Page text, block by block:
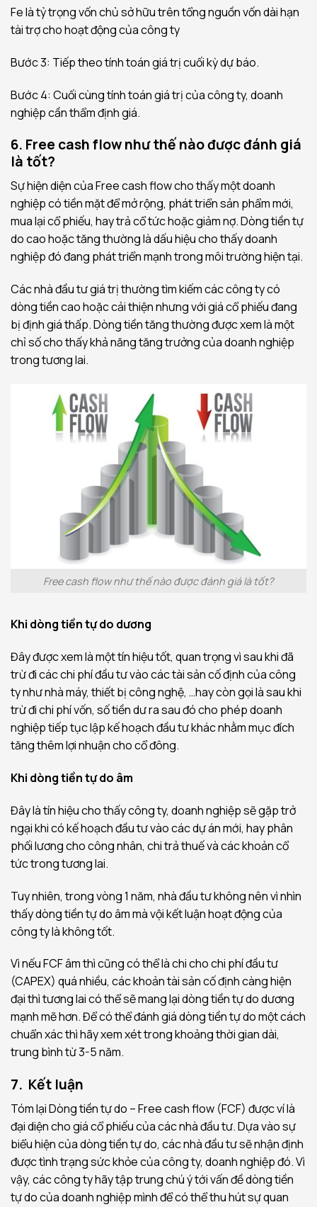
Fe là tỷ trọng vốn chủ sở hữu trên tổng nguồn vốn dài hạn
tài trợ cho hoạt động của công ty
Bước 3: Tiếp theo tính toán giá trị cuối kỳ dự báo.
Bước 4: Cuối cùng tính toán giá trị của công ty, doanh
nghiệp cần thẩm định giá.
6. Free cash flow như thế nào được đánh giá
là tốt?
Sự hiện diện của Free cash flow cho thấy một doanh
nghiệp có tiền mặt để mở rộng, phát triển sản phẩm mới,
mua lại cổ phiếu, hay trả cổ tức hoặc giảm nợ. Dòng tiền tự
do cao hoặc tăng thường là dấu hiệu cho thấy doanh
nghiệp đó đang phát triển mạnh trong môi trường hiện tại.
Các nhà đầu tư giá trị thường tìm kiếm các công ty có
dòng tiền cao hoặc cải thiện nhưng với giá cổ phiếu đang
bị định giá thấp. Dòng tiền tăng thường được xem là một
chỉ số cho thấy khả năng tăng trưởng của doanh nghiệp
trong tương lai.
Free cash flow như thế nào được đánh giá là tốt?
Khi dòng tiền tự do dương
Đây được xem là một tín hiệu tốt, quan trọng vì sau khi đã
trừ đi các chi phí đầu tư vào các tài sản cố định của công
ty như nhà máy, thiết bị công nghệ, …hay còn gọi là sau khi
trừ đi chi phí vốn, số tiền dư ra sau đó cho phép doanh
nghiệp tiếp tục lập kế hoạch đầu tư khác nhằm mục đích
tăng thêm lợi nhuận cho cổ đông.
Khi dòng tiền tự do âm
Đây là tín hiệu cho thấy công ty, doanh nghiệp sẽ gặp trở
ngại khi có kế hoạch đầu tư vào các dự án mới, hay phân
phối lương cho công nhân, chi trả thuế và các khoản cổ
tức trong tương lai.
Tuy nhiên, trong vòng 1 năm, nhà đầu tư không nên vì nhìn
thấy dòng tiền tự do âm mà vội kết luận hoạt động của
công ty là không tốt.
Vì nếu FCF âm thì cũng có thể là chi cho chi phí đầu tư
(CAPEX) quá nhiều, các khoản tài sản cố định càng hiện
đại thì tương lai có thể sẽ mang lại dòng tiền tự do dương
mạnh mẽ hơn. Để có thể đánh giá dòng tiền tự do một cách
chuẩn xác thì hãy xem xét trong khoảng thời gian dài,
trung bình từ 3-5 năm.
7. Kết luận
Tóm lại Dòng tiền tự do – Free cash flow (FCF) được ví là
đại diện cho giá cổ phiếu của các nhà đầu tư. Dựa vào sự
biểu hiện của dòng tiền tự do, các nhà đầu tư sẽ nhận định
được tình trạng sức khỏe của công ty, doanh nghiệp đó. Vì
vậy, các công ty hãy tập trung chú ý tới vấn đề dòng tiền
tự do của doanh nghiệp mình để có thể thu hút sự quan